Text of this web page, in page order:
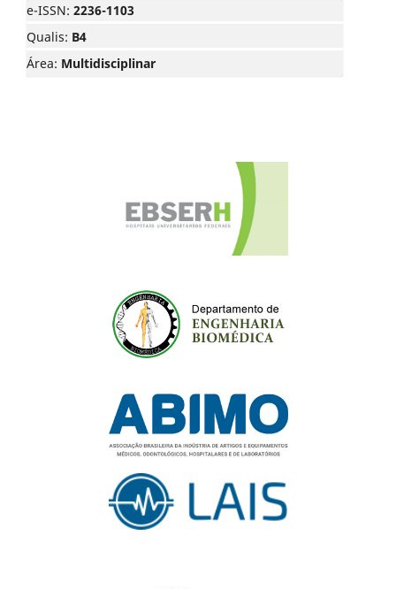
e-ISSN: 2236-1103
Qualis: B4
Área: Multidisciplinar